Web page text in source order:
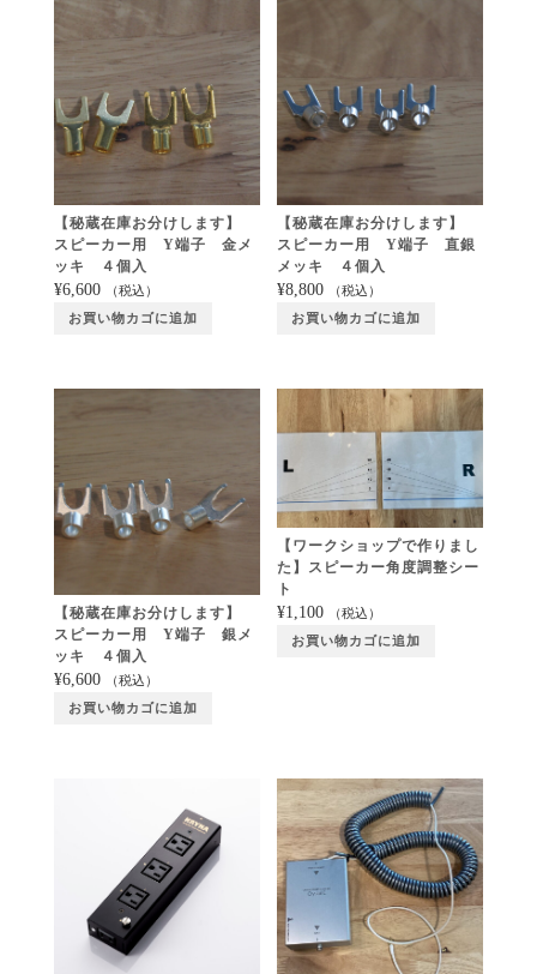
【秘蔵在庫お分けします】
スピーカー用 Y端子 金メ
ッキ ４個入
¥6,600 （税込）
お買い物カゴに追加
【秘蔵在庫お分けします】
スピーカー用 Y端子 直銀
メッキ ４個入
¥8,800 （税込）
お買い物カゴに追加
【秘蔵在庫お分けします】
スピーカー用 Y端子 銀メ
ッキ ４個入
¥6,600 （税込）
お買い物カゴに追加
【ワークショップで作りまし
た】スピーカー角度調整シー
ト
¥1,100 （税込）
お買い物カゴに追加